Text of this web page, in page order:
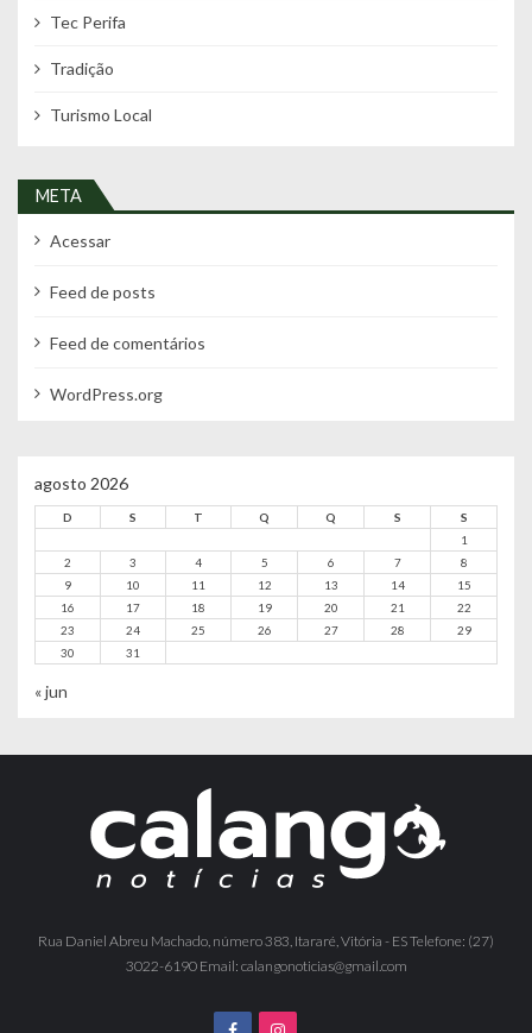
Tec Perifa
Tradição
Turismo Local
META
Acessar
Feed de posts
Feed de comentários
WordPress.org
agosto 2026
D S T Q Q S
S
1
2
3 4 5 6 7
8
9
10 11 12 13 14
15
16
17 18 19 20 21
22
23
24 25 26 27 28
29
30
31
« jun
Rua Daniel Abreu Machado, número 383, Itararé, Vitória - ES Telefone: (27)
3022-6190 Email: calangonoticias@gmail.com